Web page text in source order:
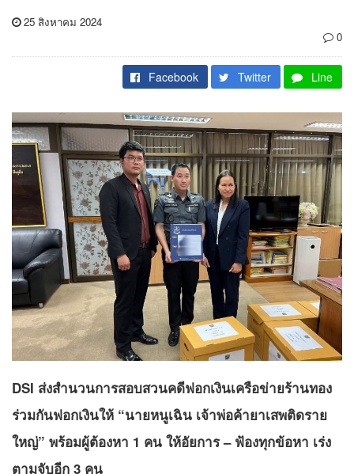
25 สิงหาคม 2024
0
Facebook Twitter Line
DSI ส่งสำนวนการสอบสวนคดีฟอกเงินเครือข่ายร้านทอง
ร่วมกันฟอกเงินให้ “นายหนูเฉิน เจ้าพ่อค้ายาเสพติดราย
ใหญ่” พร้อมผู้ต้องหา 1 คน ให้อัยการ – ฟ้องทุกข้อหา เร่ง
ตามจับอีก 3 คน